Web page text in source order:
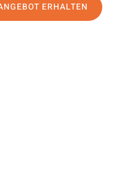
ERHALTEN